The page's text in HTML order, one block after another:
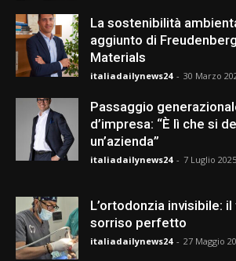
La sostenibilità
aggiunto di
Materials
italiadailynews24 - 30 Marzo
Passaggio
d’impresa: “È lì che si
un’azienda”
italiadailynews24 - 7 Luglio 2025
L’ortodonzia invisibile:
sorriso perfetto
italiadailynews24 - 27 Maggio